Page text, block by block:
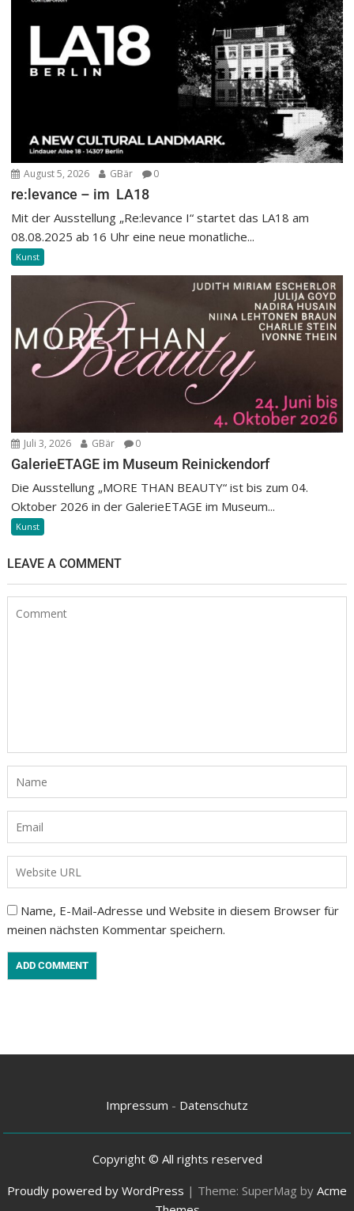
August 5, 2026 GBär 0
re:levance – im LA18
Mit der Ausstellung „Re:levance I“ startet das LA18 am
08.08.2025 ab 16 Uhr eine neue monatliche...
Kunst
Juli 3, 2026 GBär 0
GalerieETAGE im Museum Reinickendorf
Die Ausstellung „MORE THAN BEAUTY“ ist bis zum 04.
Oktober 2026 in der GalerieETAGE im Museum...
Kunst
LEAVE A COMMENT
Name, E-Mail-Adresse und Website in diesem Browser für
meinen nächsten Kommentar speichern.
Impressum - Datenschutz
Copyright © All rights reserved
Proudly powered by WordPress | Theme: SuperMag by Acme